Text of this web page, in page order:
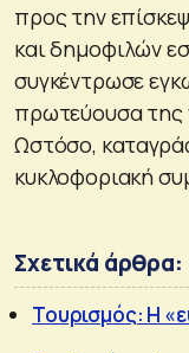
προς την
και δημοφιλών
συγκέντρωσε
πρωτεύουσα της
Ωστόσο,
κυκλοφοριακή
Σχετικά άρθρα:
Τουρισμός: Η